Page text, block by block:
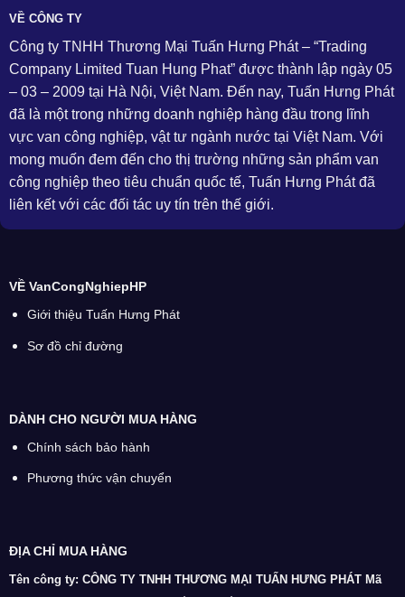
VỀ CÔNG TY
Công ty TNHH Thương Mại Tuấn Hưng Phát – “Trading
Company Limited Tuan Hung Phat” được thành lập ngày 05
– 03 – 2009 tại Hà Nội, Việt Nam. Đến nay, Tuấn Hưng Phát
đã là một trong những doanh nghiệp hàng đầu trong lĩnh
vực van công nghiệp, vật tư ngành nước tại Việt Nam. Với
mong muốn đem đến cho thị trường những sản phẩm van
công nghiệp theo tiêu chuẩn quốc tế, Tuấn Hưng Phát đã
liên kết với các đối tác uy tín trên thế giới.
VỀ VanCongNghiepHP
Giới thiệu Tuấn Hưng Phát
Sơ đồ chỉ đường
DÀNH CHO NGƯỜI MUA HÀNG
Chính sách bảo hành
Phương thức vận chuyển
ĐỊA CHỈ MUA HÀNG
Tên công ty: CÔNG TY TNHH THƯƠNG MẠI TUẤN HƯNG PHÁT Mã